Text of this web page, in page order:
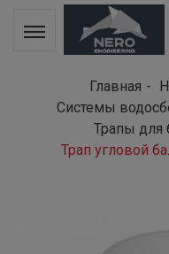
Главная
Системы
Трапы для
Трап угловой